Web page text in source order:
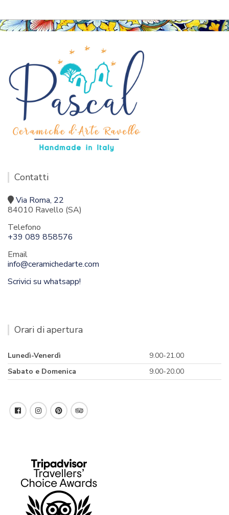
Contatti
Via Roma, 22
84010 Ravello (SA)
Telefono
+39 089 858576
Email
info@ceramichedarte.com
Scrivici su whatsapp!
Orari di apertura
Lunedì-Venerdì
9.00-21.00
Sabato e Domenica
9.00-20.00